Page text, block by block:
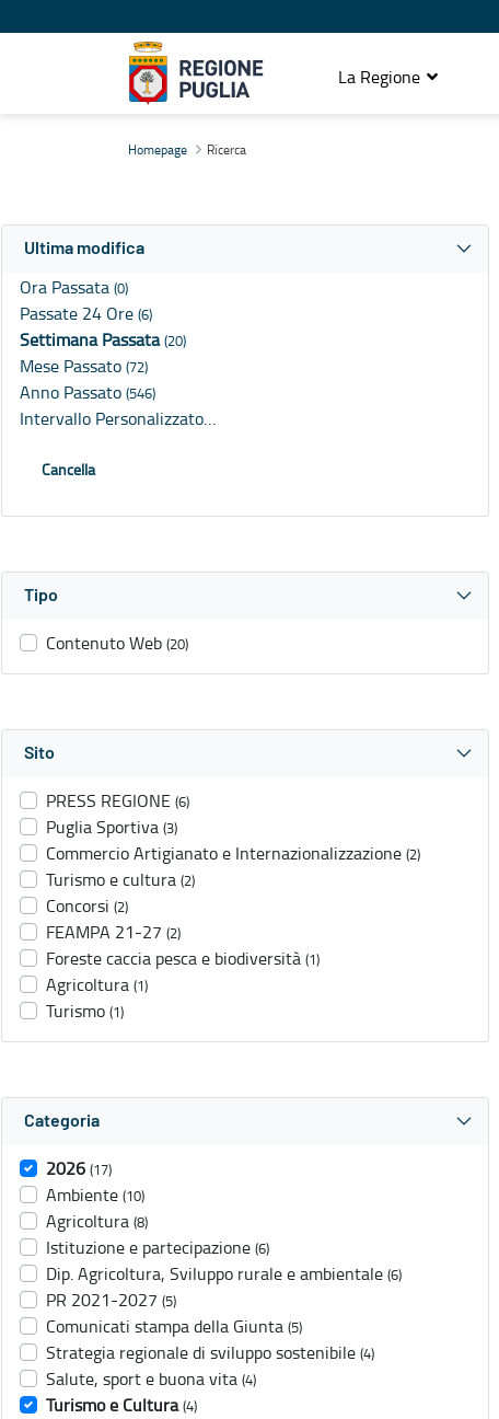
La Regione
Homepage Ricerca
Ultima modifica
Ora Passata (0)
Passate 24 Ore (6)
Settimana Passata(20)
Mese Passato (72)
Anno Passato (546)
Intervallo Personalizzato…
Cancella
Tipo
Contenuto Web (20)
Sito
PRESS REGIONE (6)
Puglia Sportiva (3)
Commercio Artigianato e Internazionalizzazione (2)
Turismo e cultura (2)
Concorsi (2)
FEAMPA 21-27 (2)
Foreste caccia pesca e biodiversità (1)
Agricoltura (1)
Turismo (1)
Categoria
2026 (17)
Ambiente (10)
Agricoltura (8)
Istituzione e partecipazione (6)
Dip. Agricoltura, Sviluppo rurale e ambientale (6)
PR 2021-2027 (5)
Comunicati stampa della Giunta (5)
Strategia regionale di sviluppo sostenibile (4)
Salute, sport e buona vita (4)
Turismo e Cultura (4)